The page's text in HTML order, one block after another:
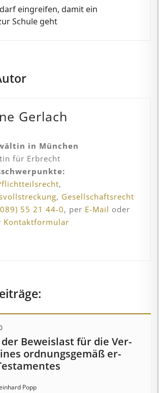
eingreifen, damit ein
Schule geht
Gerlach
in München
für Erbrecht
,
, Gesellschaftsrecht
55 21 44-0, per E-Mail oder
Kontaktformular
Be­weis­last für die Ver­
ord­nungs­ge­mäß er­
Popp